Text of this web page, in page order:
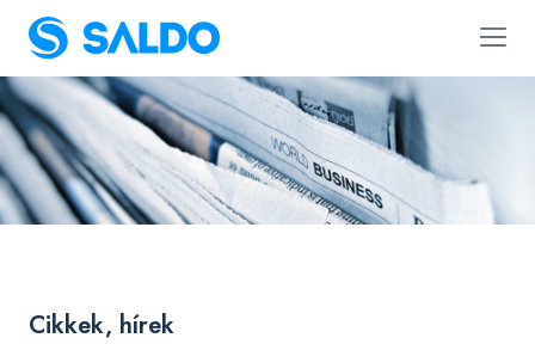
Cikkek, hírek